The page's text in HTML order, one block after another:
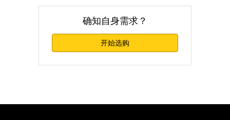
确知自身需求？
开始选购